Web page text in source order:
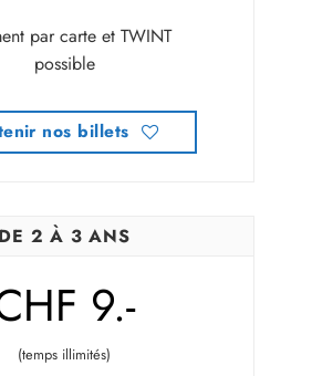
par carte et TWINT
possible
nos billets
DE 2 À 3 ANS
9.-
(temps illimités)